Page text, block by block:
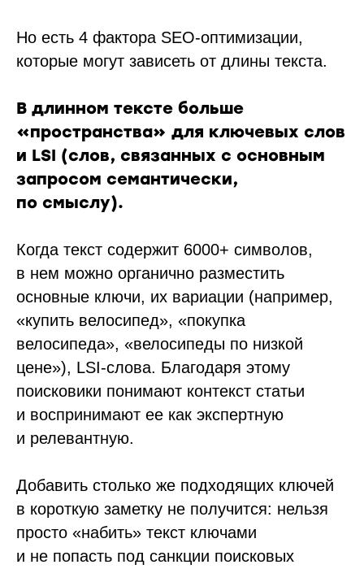
Но есть 4 фактора SEO-оптимизации,
которые могут зависеть от длины текста.
В длинном тексте больше
«пространства» для ключевых слов
и LSI (слов, связанных с основным
запросом семантически,
по смыслу).
Когда текст содержит 6000+ символов,
в нем можно органично разместить
основные ключи, их вариации (например,
«купить велосипед», «покупка
велосипеда», «велосипеды по низкой
цене»), LSI-слова. Благодаря этому
поисковики понимают контекст статьи
и воспринимают ее как экспертную
и релевантную.
Добавить столько же подходящих ключей
в короткую заметку не получится: нельзя
просто «набить» текст ключами
и не попасть под санкции поисковых